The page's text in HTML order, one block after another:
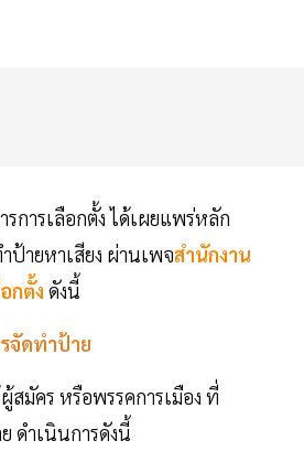
การเลือกตั้ง ได้เผยแพร่หลัก
ป้ายหาเสียง ผ่านเพจสำนักงาน
กตั้ง ดังนี้
จัดทำป้าย
มัคร หรือพรรคการเมือง ที่
ดำเนินการดังนี้